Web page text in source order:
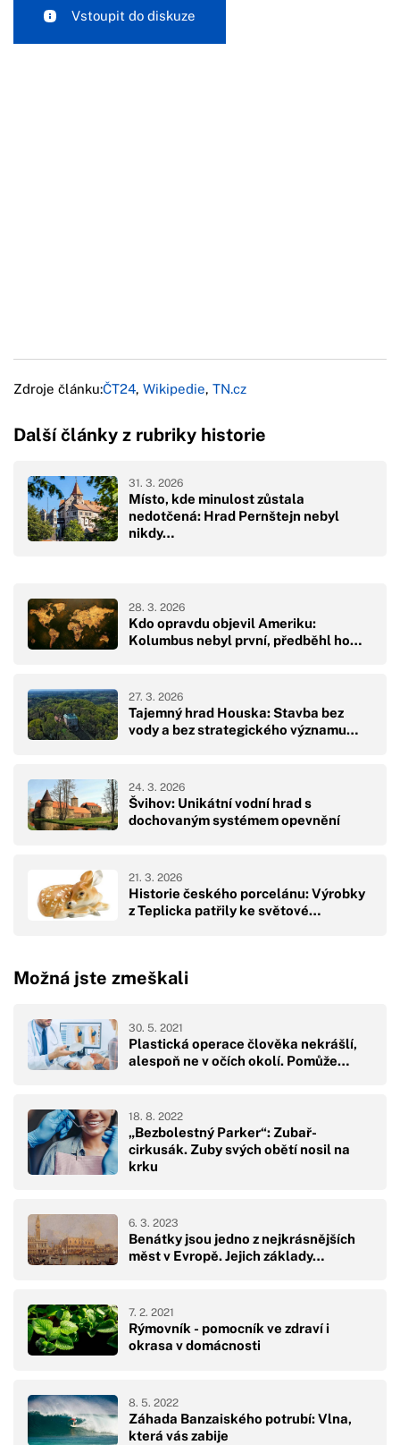
Vstoupit do diskuze
Zdroje článku:ČT24, Wikipedie, TN.cz
Další články z rubriky historie
Místo, kde minulost zůstala
nedotčená: Hrad Pernštejn nebyl
nikdy…
31. 3. 2026
Kdo opravdu objevil Ameriku:
Kolumbus nebyl první, předběhl ho…
28. 3. 2026
Tajemný hrad Houska: Stavba bez
vody a bez strategického významu…
27. 3. 2026
Švihov: Unikátní vodní hrad s
dochovaným systémem opevnění
24. 3. 2026
Historie českého porcelánu: Výrobky
z Teplicka patřily ke světové…
21. 3. 2026
Možná jste zmeškali
Plastická operace člověka nekrášlí,
alespoň ne v očích okolí. Pomůže…
30. 5. 2021
„Bezbolestný Parker“: Zubař-
cirkusák. Zuby svých obětí nosil na
krku
18. 8. 2022
Benátky jsou jedno z nejkrásnějších
měst v Evropě. Jejich základy…
6. 3. 2023
Rýmovník - pomocník ve zdraví i
okrasa v domácnosti
7. 2. 2021
Záhada Banzaiského potrubí: Vlna,
která vás zabije
8. 5. 2022